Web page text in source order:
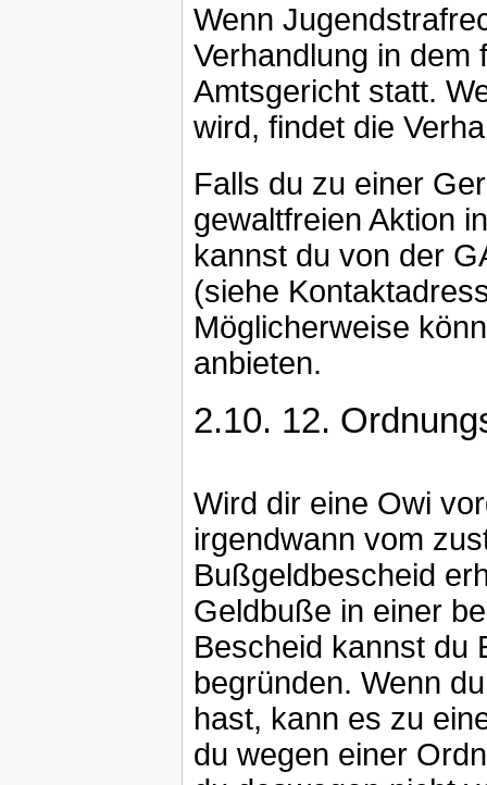
Wenn
Verhandlung in dem
Amtsgericht statt.
wird, findet die
Falls du zu einer
gewaltfreien Aktion
kannst du von der
(siehe
Möglicherweise
anbieten.
2.10. 12.
Wird dir eine Owi
irgendwann vom
Bußgeldbescheid
Geldbuße in einer
Bescheid kannst du
begründen. Wenn
hast, kann es zu
du wegen einer